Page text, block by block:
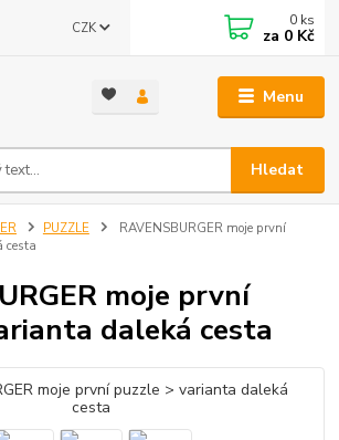
Menu
CZK
Hledat
0 ks
za 0 Kč
PUZZLE
RAVENSBURGER moje první
cesta
moje první
daleká cesta